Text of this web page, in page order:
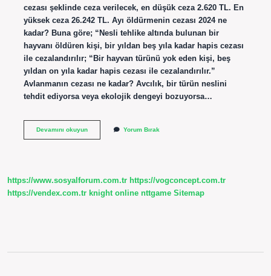
cezası şeklinde ceza verilecek, en düşük ceza 2.620 TL. En
yüksek ceza 26.242 TL. Ayı öldürmenin cezası 2024 ne
kadar? Buna göre; “Nesli tehlike altında bulunan bir
hayvanı öldüren kişi, bir yıldan beş yıla kadar hapis cezası
ile cezalandırılır; “Bir hayvan türünü yok eden kişi, beş
yıldan on yıla kadar hapis cezası ile cezalandırılır.”
Avlanmanın cezası ne kadar? Avcılık, bir türün neslini
tehdit ediyorsa veya ekolojik dengeyi bozuyorsa…
Devamını okuyunAvlanmanın Yorum Bırak
https://www.sosyalforum.com.tr https://vogconcept.com.tr
https://vendex.com.tr knight online nttgame Sitemap